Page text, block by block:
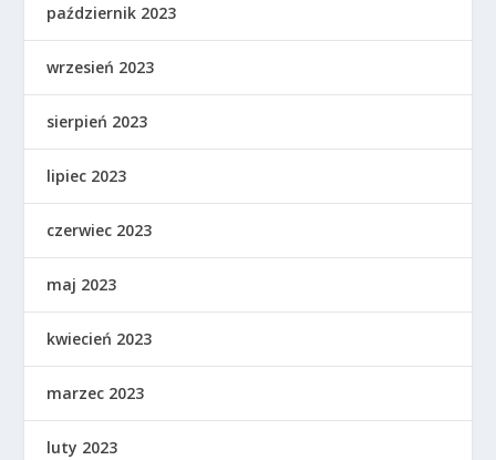
październik 2023
wrzesień 2023
sierpień 2023
lipiec 2023
czerwiec 2023
maj 2023
kwiecień 2023
marzec 2023
luty 2023